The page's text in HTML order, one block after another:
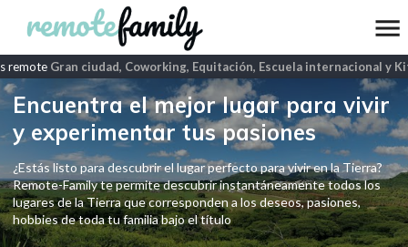
remoteGran ciudad, Coworking, Equitación, Escuela internacional y
Encuentra el mejor lugar para vivir
y experimentar tus pasiones
¿Estás listo para descubrir el lugar perfecto para vivir en la Tierra?
Remote-Family te permite descubrir instantáneamente todos los
lugares de la Tierra que corresponden a los deseos, pasiones,
hobbies de toda tu familia bajo el título